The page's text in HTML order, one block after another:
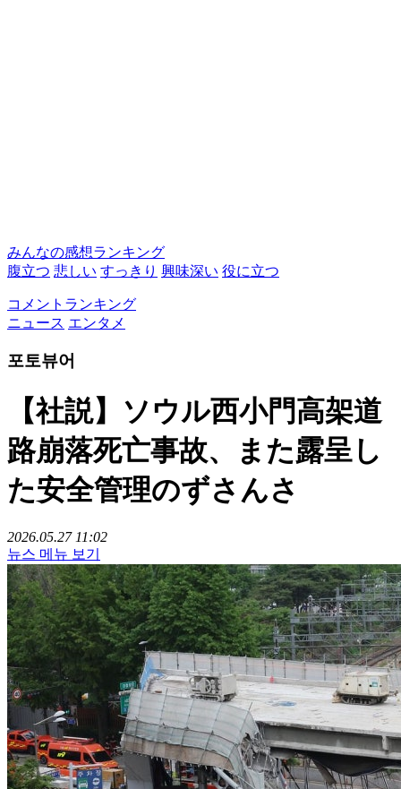
みんなの感想ランキング
腹立つ 悲しい すっきり 興味深い 役に立つ
コメントランキング
ニュース エンタメ
포토뷰어
【社説】ソウル西小門高架道
路崩落死亡事故、また露呈し
た安全管理のずさんさ
2026.05.27 11:02
뉴스 메뉴 보기